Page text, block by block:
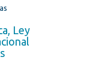
Ley